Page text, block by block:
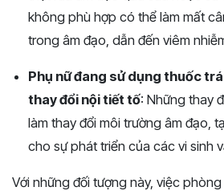
không phù hợp có thể làm mất
trong âm đạo, dẫn đến viêm
Phụ nữ đang sử dụng thuốc
thay đổi nội tiết tố: Những thay
làm thay đổi môi trường âm đạo,
cho sự phát triển của các vi sinh
Với những đối tượng này, việc